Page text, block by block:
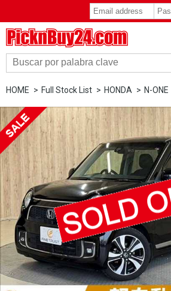
HOME Full Stock List HONDA N-ONE